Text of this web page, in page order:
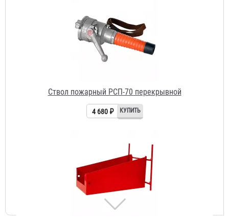
4 680 ₽
Кассета (турель) для пожарного рукава (диаметр 50/65
мм)